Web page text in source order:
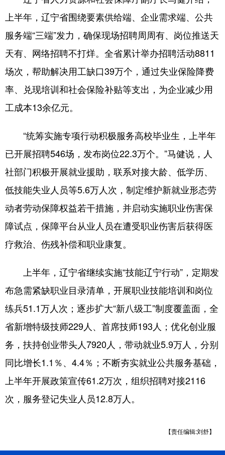
浙江 安徽 福建 江西
山东 河南 湖北 湖南
四川 贵州 云南 西藏
陕西
多语种频道
English Español Français عربى
Русский язык 日本語 한국어
Deutsch Português
上半年，辽宁省围绕要素供给端、企业需求端、公共
服务端“三端”发力，确保现场招聘周周有、岗位推送天
天有、网络招聘不打烊。全省累计举办招聘活动8811
场次，帮助解决用工缺口39万个，通过失业保险降费
率、兑现培训和社会保险补贴等支出，为企业减少用
工成本13余亿元。
“统筹实施专项行动积极服务高校毕业生，上半年
已开展招聘546场，发布岗位22.3万个。”马健说，人
社部门积极开展就业援助，联系对接大龄、低学历、
低技能失业人员等5.6万人次，制定维护新就业形态劳
动者劳动保障权益若干措施，并启动实施职业伤害保
障试点，保障平台从业人员在遭受职业伤害后获得医
疗救治、伤残补偿和职业康复。
上半年，辽宁省继续实施“技能辽宁行动”，定期发
布急需紧缺职业目录清单，开展职业技能培训和岗位
练兵51.1万人次；逐步扩大“新八级工”制度覆盖面，全
省新增特级技师229人、首席技师193人；优化创业服
务，扶持创业带头人7920人，带动就业5.9万人，分别
同比增长1.1％、4.4％；不断夯实就业公共服务基础，
上半年开展政策宣传61.2万次，组织招聘对接2116
次，服务登记失业人员12.8万人。
【责任编辑:刘舒】